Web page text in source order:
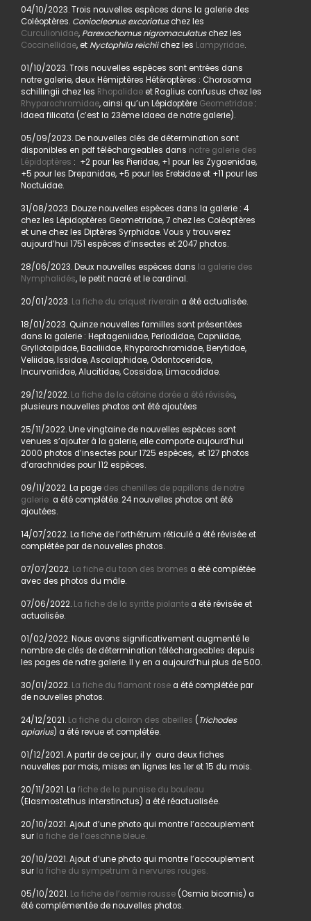
04/10/2023. Trois nouvelles espèces dans la galerie des
Coléoptères. Coniocleonus excoriatuschez les
Curculionidae, Parexochomus nigromaculatuschez les
Coccinellidae, et Nyctophila reichiichez les Lampyridae.
01/10/2023. Trois nouvelles espèces sont entrées dans
notre galerie, deux Hémiptères Hétéroptères : Chorosoma
schillingii chez les Rhopalidaeet Raglius confusus chez les
Rhyparochromidae, ainsi qu’un Lépidoptère Geometridae:
Idaea filicata (c’est la 23ème Idaea de notre galerie).
05/09/2023. De nouvelles clés de détermination sont
disponibles en pdf téléchargeables dans notre galerie des
Lépidoptères : +2 pour les Pieridae, +1 pour les Zygaenidae,
+5 pour les Drepanidae, +5 pour les Erebidae et +11 pour les
Noctuidae.
31/08/2023. Douze nouvelles espèces dans la galerie : 4
chez les Lépidoptères Geometridae, 7 chez les Coléoptères
et une chez les Diptères Syrphidae. Vous y trouverez
aujourd’hui 1751 espèces d’insectes et 2047 photos.
28/06/2023. Deux nouvelles espèces dans la galerie des
Nymphalidés, le petit nacré et le cardinal.
20/01/2023. La fiche du criquet riverain a été actualisée.
18/01/2023. Quinze nouvelles familles sont présentées
dans la galerie : Heptageniidae, Perlodidae, Capniidae,
Gryllotalpidae, Baciliidae, Rhyparochromidae, Berytidae,
Veliidae, Issidae, Ascalaphidae, Odontoceridae,
Incurvariidae, Alucitidae, Cossidae, Limacodidae.
29/12/2022. La fiche de la cétoine dorée a été révisée,
plusieurs nouvelles photos ont été ajoutées
25/11/2022. Une vingtaine de nouvelles espèces sont
venues s’ajouter à la galerie, elle comporte aujourd’hui
2000 photos d’insectes pour 1725 espèces, et 127 photos
d’arachnides pour 112 espèces.
09/11/2022. La page des chenilles de papillons de notre
galerie a été complétée. 24 nouvelles photos ont été
ajoutées.
14/07/2022. La fiche de l’orthétrum réticulé a été révisée et
complétée par de nouvelles photos.
07/07/2022. La fiche du taon des bromes a été complétée
avec des photos du mâle.
07/06/2022. La fiche de la syritte piolantea été révisée et
actualisée.
01/02/2022. Nous avons significativement augmenté le
nombre de clés de détermination téléchargeables depuis
les pages de notre galerie. Il y en a aujourd’hui plus de 500.
30/01/2022. La fiche du flamant rosea été complétée par
de nouvelles photos.
24/12/2021. La fiche du clairon des abeilles ( Trichodes
apiarius) a été revue et complétée.
01/12/2021. A partir de ce jour, il y aura deux fiches
nouvelles par mois, mises en lignes les 1er et 15 du mois.
20/11/2021. La fiche de la punaise du bouleau
(Elasmostethus interstinctus) a été réactualisée.
20/10/2021. Ajout d’une photo qui montre l’accouplement
sur la fiche de l’aeschne bleue.
20/10/2021. Ajout d’une photo qui montre l’accouplement
sur la fiche du sympetrum à nervures rouges.
05/10/2021. La fiche de l’osmie rousse(Osmia bicornis) a
été complémentée de nouvelles photos.